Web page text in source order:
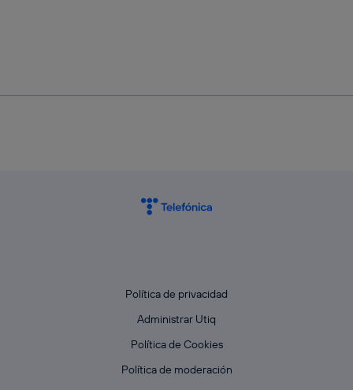
Política de privacidad
Administrar Utiq
Política de Cookies
Política de moderación